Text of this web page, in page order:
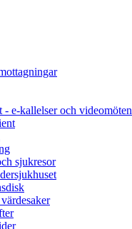
e-kallelser och videomöten
sjukresor